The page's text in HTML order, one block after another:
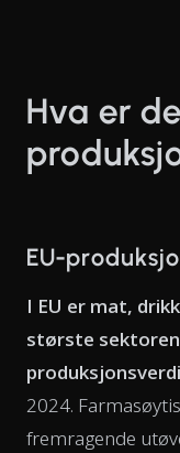
Hva er
EU-
I EU er mat,
største sektoren
produksjonsverdi
2024.
fremragende